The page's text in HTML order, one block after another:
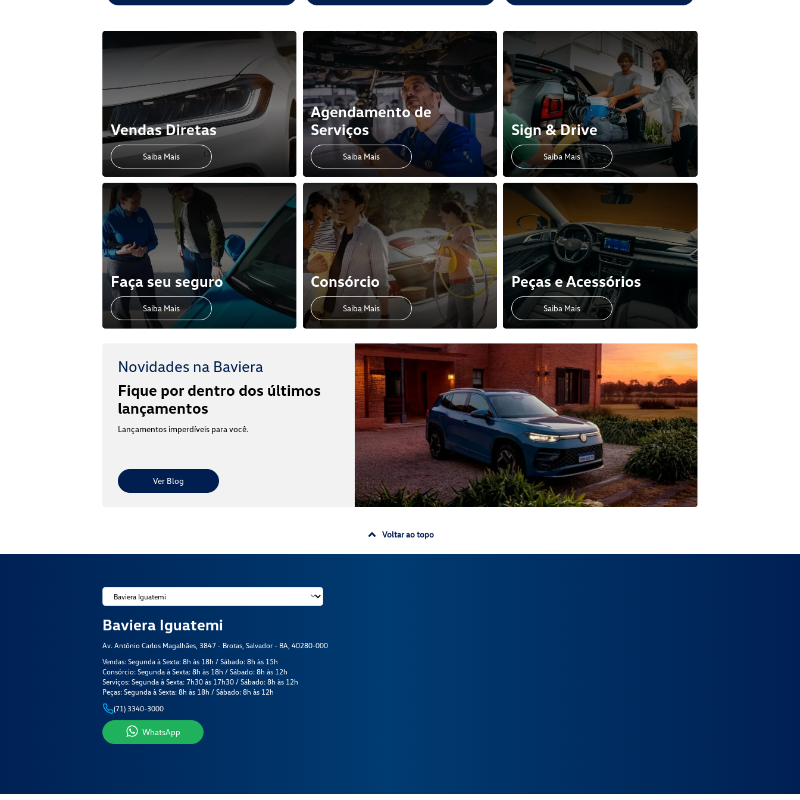
Vendas Diretas
Saiba Mais
Agendamento de
Serviços
Saiba Mais
Sign & Drive
Saiba Mais
Faça seu seguro
Saiba Mais
Consórcio
Saiba Mais
Peças e Acessórios
Saiba Mais
Novidades na Baviera
Fique por dentro dos últimos
lançamentos
Lançamentos imperdíveis para você.
Ver Blog
Voltar ao topo
Baviera Iguatemi
Av. Antônio Carlos Magalhães, 3847 - Brotas, Salvador - BA, 40280-000
Vendas: Segunda à Sexta: 8h às 18h / Sábado: 8h às 15h
Consórcio: Segunda à Sexta: 8h às 18h / Sábado: 8h às 12h
Serviços: Segunda à Sexta: 7h30 às 17h30 / Sábado: 8h às 12h
Peças: Segunda à Sexta: 8h às 18h / Sábado: 8h às 12h
(71) 3340-3000
WhatsApp